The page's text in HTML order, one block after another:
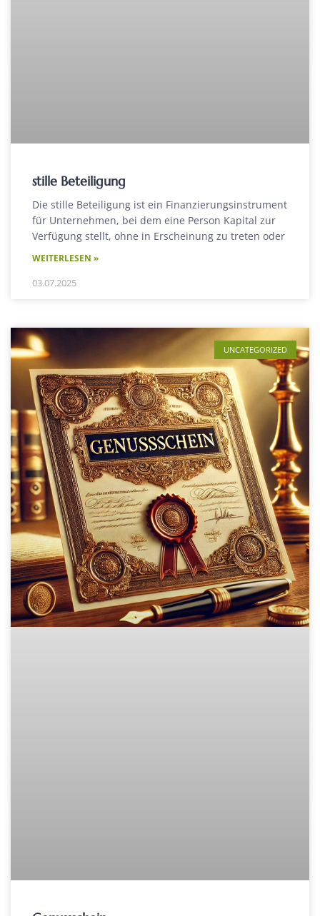
stille Beteiligung
Die stille Beteiligung ist ein Finanzierungsinstrument
für Unternehmen, bei dem eine Person Kapital zur
Verfügung stellt, ohne in Erscheinung zu treten oder
WEITERLESEN »
03.07.2025
UNCATEGORIZED